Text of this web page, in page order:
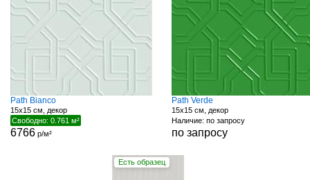
Path Bianco
15x15 см, декор
Свободно: 0.761 м²
6766 р/м²
Path Verde
15x15 см, декор
Наличие: по запросу
по запросу
Есть образец